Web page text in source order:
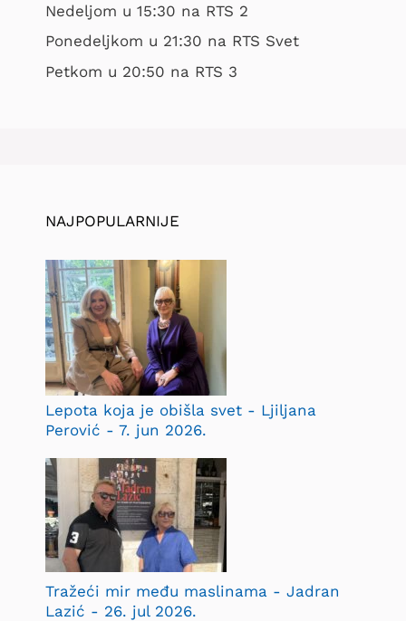
Nedeljom u 15:30 na RTS 2
Ponedeljkom u 21:30 na RTS Svet
Petkom u 20:50 na RTS 3
NAJPOPULARNIJE
Lepota koja je obišla svet - Ljiljana
Perović - 7. jun 2026.
Tražeći mir među maslinama - Jadran
Lazić - 26. jul 2026.